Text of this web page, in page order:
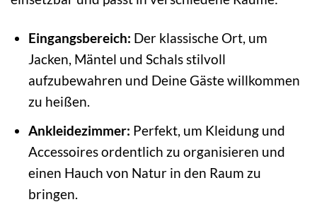
Eingangsbereich: Der klassische Ort, um
Jacken, Mäntel und Schals stilvoll
aufzubewahren und Deine Gäste willkommen
zu heißen.
Ankleidezimmer: Perfekt, um Kleidung und
Accessoires ordentlich zu organisieren und
einen Hauch von Natur in den Raum zu
bringen.